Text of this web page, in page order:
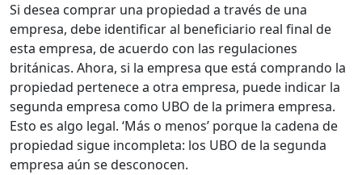
Si desea comprar una propiedad a través de una
empresa, debe identificar al beneficiario real final de
esta empresa, de acuerdo con las regulaciones
británicas. Ahora, si la empresa que está comprando la
propiedad pertenece a otra empresa, puede indicar la
segunda empresa como UBO de la primera empresa.
Esto es algo legal. ‘Más o menos’ porque la cadena de
propiedad sigue incompleta: los UBO de la segunda
empresa aún se desconocen.